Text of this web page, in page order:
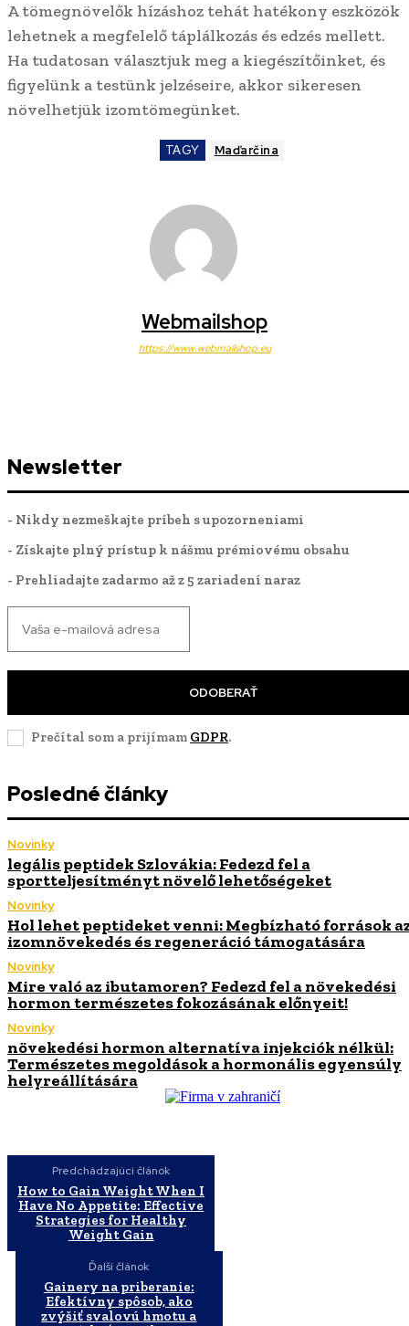
A tömegnövelők hízáshoz tehát hatékony eszközök
lehetnek a megfelelő táplálkozás és edzés mellett.
Ha tudatosan választjuk meg a kiegészítőinket, és
figyelünk a testünk jelzéseire, akkor sikeresen
növelhetjük izomtömegünket.
TAGY Maďarčina
Webmailshop
https://www.webmailshop.eu
Newsletter
- Nikdy nezmeškajte príbeh s upozorneniami
- Získajte plný prístup k nášmu prémiovému obsahu
- Prehliadajte zadarmo až z 5 zariadení naraz
ODOBERAŤ
Prečítal som a prijímam GDPR.
Posledné články
Novinky
legális peptidek Szlovákia: Fedezd fel a
sportteljesítményt növelő lehetőségeket
Novinky
Hol lehet peptideket venni: Megbízható források
izomnövekedés és regeneráció támogatására
Novinky
Mire való az ibutamoren? Fedezd fel a növekedési
hormon természetes fokozásának előnyeit!
Novinky
növekedési hormon alternatíva injekciók nélkül:
Természetes megoldások a hormonális egyensúly
helyreállítására
Predchádzajúci článok
How to Gain Weight When I
Have No Appetite: Effective
Strategies for Healthy
Weight Gain
Ďalší článok
Gainery na priberanie:
Efektívny spôsob, ako
zvýšiť svalovú hmotu a